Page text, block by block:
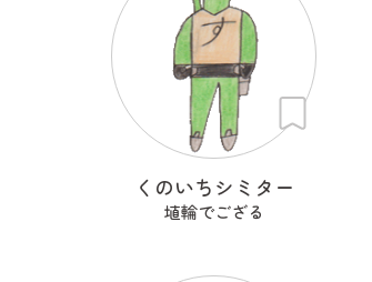
くのいちシミター
埴輪でござる